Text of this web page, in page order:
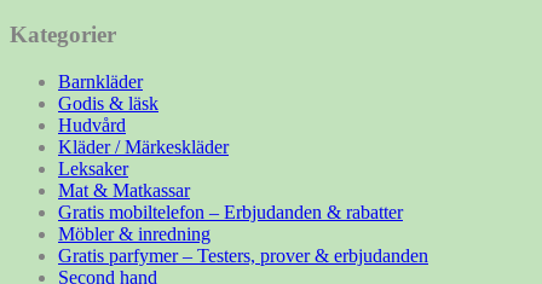
Kategorier
Barnkläder
Godis & läsk
Hudvård
Kläder / Märkeskläder
Leksaker
Mat & Matkassar
Gratis mobiltelefon – Erbjudanden & rabatter
Möbler & inredning
Gratis parfymer – Testers, prover & erbjudanden
Second hand